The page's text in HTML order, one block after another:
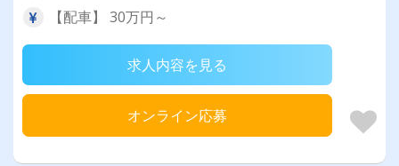
【配車】 30万円～
求人内容を見る
オンライン応募